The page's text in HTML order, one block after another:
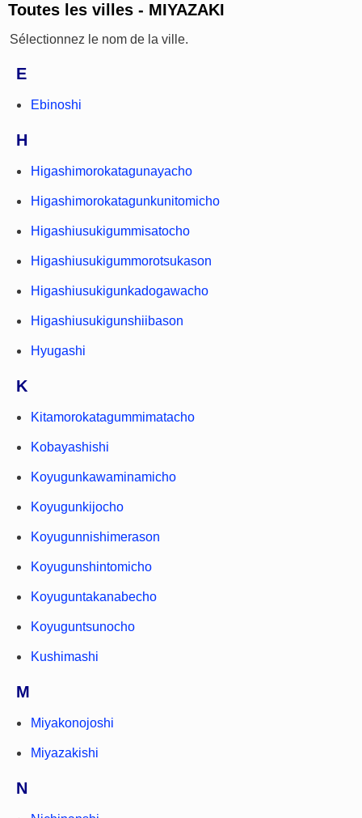
Toutes les villes - MIYAZAKI
Sélectionnez le nom de la ville.
E
Ebinoshi
H
Higashimorokatagunayacho
Higashimorokatagunkunitomicho
Higashiusukigummisatocho
Higashiusukigummorotsukason
Higashiusukigunkadogawacho
Higashiusukigunshiibason
Hyugashi
K
Kitamorokatagummimatacho
Kobayashishi
Koyugunkawaminamicho
Koyugunkijocho
Koyugunnishimerason
Koyugunshintomicho
Koyuguntakanabecho
Koyuguntsunocho
Kushimashi
M
Miyakonojoshi
Miyazakishi
N